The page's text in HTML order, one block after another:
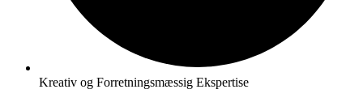
Kreativ og Forretningsmæssig Ekspertise